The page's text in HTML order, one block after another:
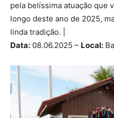
pela belíssima atuação que
longo deste ano de 2025,
linda tradição. |
Data: 08.06.2025 – Local: